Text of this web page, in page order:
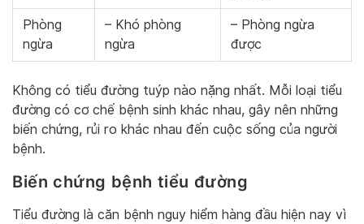
Phòng
ngừa
– Khó phòng
ngừa
– Phòng ngừa
được
Không có tiểu đường tuýp nào nặng nhất. Mỗi loại tiểu
đường có cơ chế bệnh sinh khác nhau, gây nên những
biến chứng, rủi ro khác nhau đến cuộc sống của người
bệnh.
Biến chứng bệnh tiểu đường
Tiểu đường là căn bệnh nguy hiểm hàng đầu hiện nay vì